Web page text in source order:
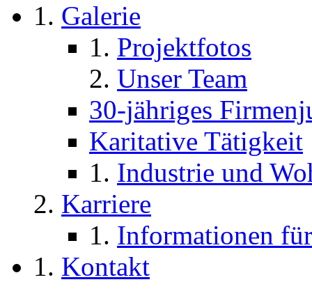
Galerie
Projektfotos
Unser Team
30-jähriges
Karitative Tätigkeit
Industrie und
Karriere
Informationen
Kontakt